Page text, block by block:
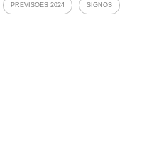
PREVISOES 2024 SIGNOS